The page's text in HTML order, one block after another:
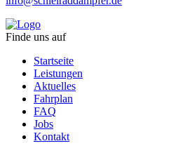
Finde uns auf
Startseite
Leistungen
Aktuelles
Fahrplan
FAQ
Jobs
Kontakt